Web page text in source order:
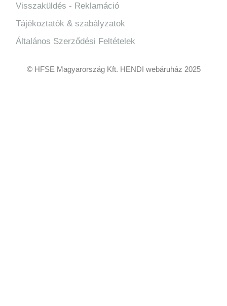
Visszaküldés - Reklamáció
Tájékoztatók & szabályzatok
Általános Szerződési Feltételek
© HFSE Magyarország Kft. HENDI webáruház 2025